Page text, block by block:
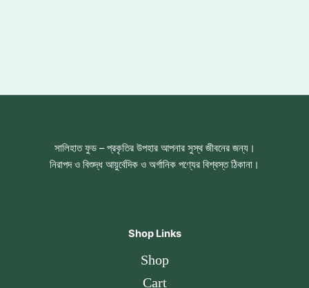
সালিহাত ফুড – প্রকৃতির উপহার আপনার সুস্থ জীবনের জন্য।
নিরাপদ ও বিশুদ্ধ আয়ুর্বেদিক ও অর্গানিক পণ্যের বিশ্বস্ত ঠিকানা।
Shop Links
Shop
Cart